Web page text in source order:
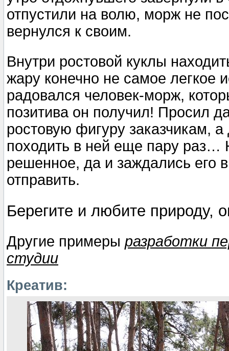
отпустили на волю, морж не
вернулся к своим.
Внутри ростовой куклы
жару конечно не самое легкое
радовался человек-морж,
позитива он получил! Просил
ростовую фигуру заказчикам,
походить в ней еще пару
решенное, да и заждались его
отправить.
Берегите и любите природу,
Другие примеры разработки
студии
Креатив: